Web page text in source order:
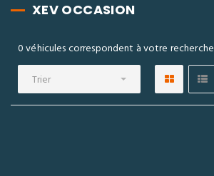
XEV OCCASION
0 véhicules correspondent à votre recherche
Trier